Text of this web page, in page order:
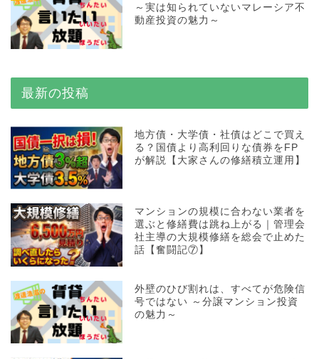
～実は知られていないマレーシア不
動産投資の魅力～
最新の投稿
地方債・大学債・社債はどこで買え
る？国債より高利回りな債券をFP
が解説【大家さんの修繕積立運用】
マンションの規模に合わない業者を
選ぶと修繕費は跳ね上がる｜管理会
社主導の大規模修繕を総会で止めた
話【奮闘記⑦】
外壁のひび割れは、すべてが危険信
号ではない ～分譲マンション投資
の魅力～